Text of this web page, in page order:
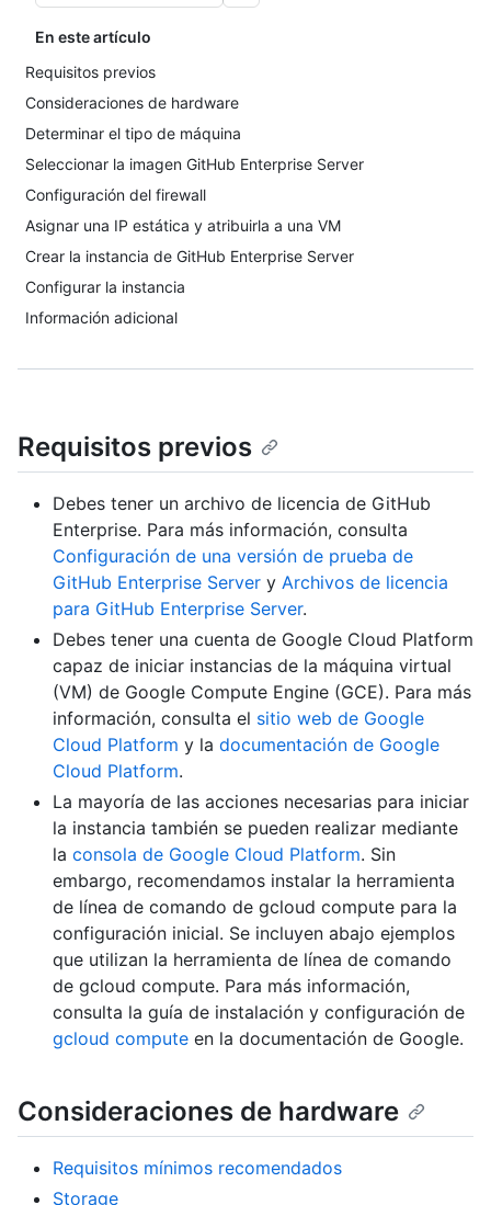
En este artículo
Requisitos previos
Consideraciones de hardware
Determinar el tipo de máquina
Seleccionar la imagen GitHub Enterprise Server
Configuración del firewall
Asignar una IP estática y atribuirla a una VM
Crear la instancia de GitHub Enterprise Server
Configurar la instancia
Información adicional
Requisitos previos
Debes tener un archivo de licencia de GitHub
Enterprise. Para más información, consulta
Configuración de una versión de prueba de
GitHub Enterprise Server y Archivos de licencia
para GitHub Enterprise Server.
Debes tener una cuenta de Google Cloud Platform
capaz de iniciar instancias de la máquina virtual
(VM) de Google Compute Engine (GCE). Para más
información, consulta el sitio web de Google
Cloud Platform y la documentación de Google
Cloud Platform.
La mayoría de las acciones necesarias para iniciar
la instancia también se pueden realizar mediante
la consola de Google Cloud Platform. Sin
embargo, recomendamos instalar la herramienta
de línea de comando de gcloud compute para la
configuración inicial. Se incluyen abajo ejemplos
que utilizan la herramienta de línea de comando
de gcloud compute. Para más información,
consulta la guía de instalación y configuración de
gcloud compute en la documentación de Google.
Consideraciones de hardware
Requisitos mínimos recomendados
Storage